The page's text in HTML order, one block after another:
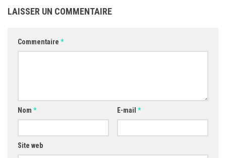
LAISSER UN COMMENTAIRE
Commentaire *
Nom * E-mail *
Site web